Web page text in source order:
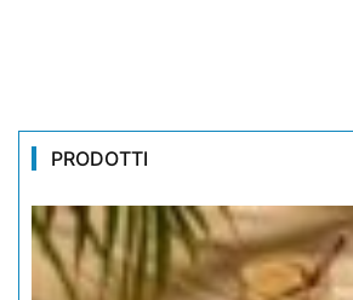
PRODOTTI